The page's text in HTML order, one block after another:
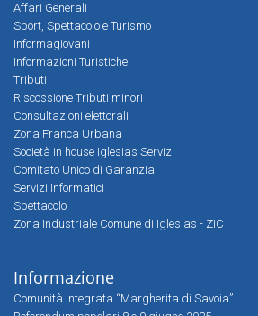
Affari Generali
Sport, Spettacolo e Turismo
Informagiovani
Informazioni Turistiche
Tributi
Riscossione Tributi minori
Consultazioni elettorali
Zona Franca Urbana
Società in house Iglesias Servizi
Comitato Unico di Garanzia
Servizi Informatici
Spettacolo
Zona Industriale Comune di Iglesias - ZIC
Informazione
Comunità Integrata “Margherita di Savoia”